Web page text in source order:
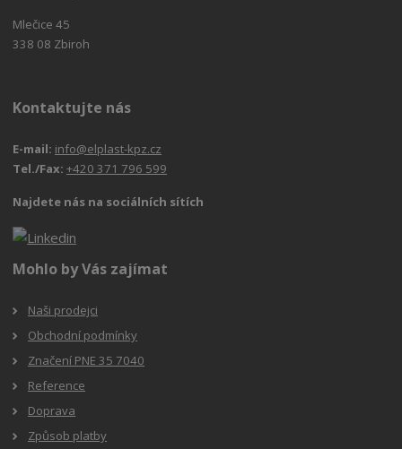
Mlečice 45
338 08 Zbiroh
Kontaktujte nás
E-mail: info@elplast-kpz.cz
Tel./Fax:+420 371 796 599
Najdete nás na sociálních sítích
Mohlo by Vás zajímat
Naši prodejci
Obchodní podmínky
Značení PNE 35 7040
Reference
Doprava
Způsob platby